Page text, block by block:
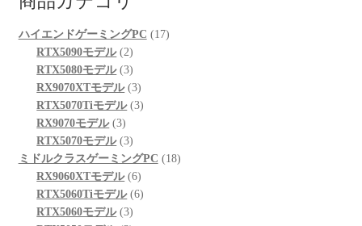
ハイエンドゲーミングPC 1717
RTX5090モデル 22
個
の
商
RTX5080モデル 33
個
の
品
RX9070XTモデル 33
個
品
RTX5070Tiモデル 33
商
品
RX9070モデル 33
個
の
商
品
RTX5070モデル 33
個
の
商
品
ミドルクラスゲーミングPC 1818
RX9060XTモデル 66
個
RTX5060Tiモデル 66
RTX5060モデル 33